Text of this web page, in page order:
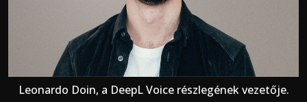
Leonardo Doin, a DeepL Voice részlegének vezetője.